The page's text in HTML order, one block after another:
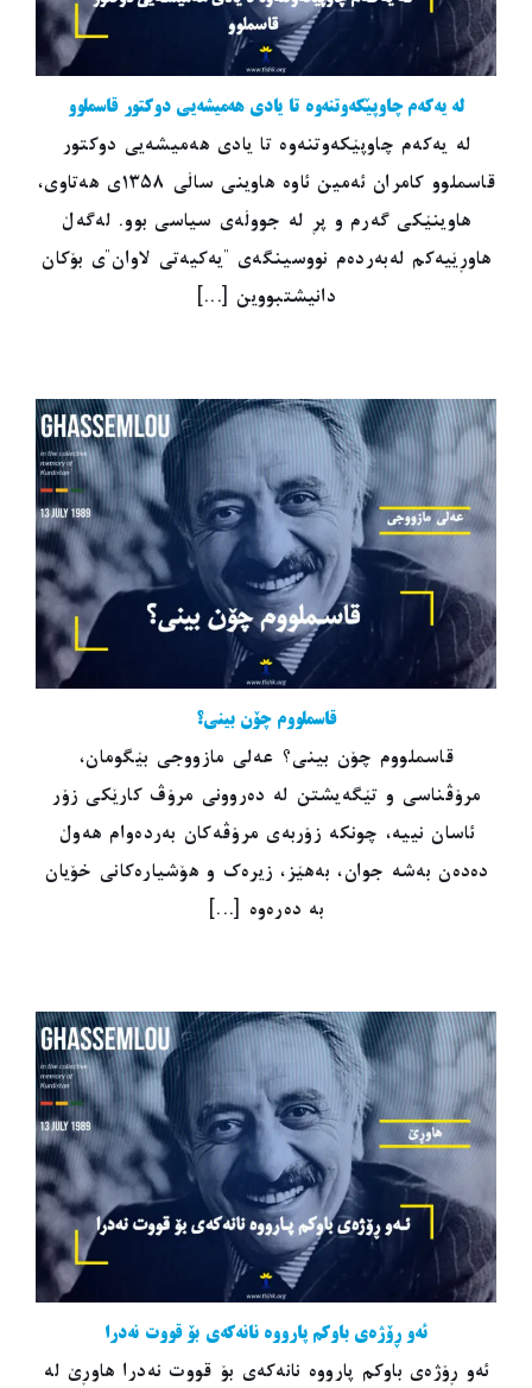
لە یەکەم چاوپێکەوتنەوە تا یادی هەمیشەیی دوکتور قاسملوو
لە یەکەم چاوپێکەوتنەوە تا یادی هەمیشەیی دوکتور
قاسملوو کامران ئەمین ئاوە هاوینی ساڵی ١٣٥٨ی هەتاوی،
هاوینێکی گەرم و پڕ لە جووڵەی سیاسی بوو. لەگەڵ
هاوڕێیەکم لەبەردەم نووسینگەی "یەکیەتی لاوان"ی بۆکان
دانیشتبووین [...]
قاسملووم چۆن بینی؟
قاسملووم چۆن بینی؟ عەلی مازووجی بێگومان،
مرۆڤناسی و تێگەیشتن لە دەروونی مرۆڤ کارێکی زۆر
ئاسان نییە، چونکە زۆربەی مرۆڤەکان بەردەوام هەوڵ
دەدەن بەشە جوان، بەهێز، زیرەک و هۆشیارەکانی خۆیان
بە دەرەوە [...]
ئەو ڕۆژەی باوکم پارووە نانەکەی بۆ قووت نەدرا
ئەو ڕۆژەی باوکم پارووە نانەکەی بۆ قووت نەدرا هاوڕێ لە